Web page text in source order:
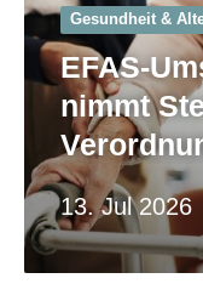
13. Jul 2026
Gesundheit &
EFAS-
nimmt